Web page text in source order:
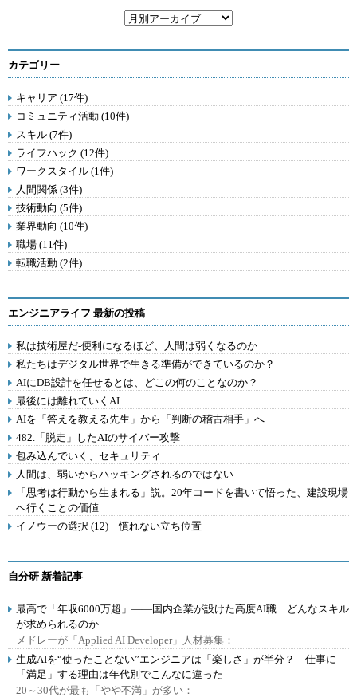
カテゴリー
キャリア (17件)
コミュニティ活動 (10件)
スキル (7件)
ライフハック (12件)
ワークスタイル (1件)
人間関係 (3件)
技術動向 (5件)
業界動向 (10件)
職場 (11件)
転職活動 (2件)
エンジニアライフ 最新の投稿
私は技術屋だ-便利になるほど、人間は弱くなるのか
私たちはデジタル世界で生きる準備ができているのか？
AIにDB設計を任せるとは、どこの何のことなのか？
最後には離れていくAI
AIを「答えを教える先生」から「判断の稽古相手」へ
482.「脱走」したAIのサイバー攻撃
包み込んでいく、セキュリティ
人間は、弱いからハッキングされるのではない
「思考は行動から生まれる」説。20年コードを書いて悟った、建設現場
へ行くことの価値
イノウーの選択 (12) 慣れない立ち位置
自分研 新着記事
最高で「年収6000万超」――国内企業が設けた高度AI職 どんなスキル
が求められるのか
メドレーが「Applied AI Developer」人材募集：
生成AIを“使ったことない”エンジニアは「楽しさ」が半分？ 仕事に
「満足」する理由は年代別でこんなに違った
20～30代が最も「やや不満」が多い：